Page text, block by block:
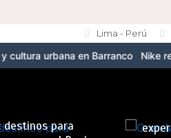
Lima - Perú
en Barranco Nike reabre su
para